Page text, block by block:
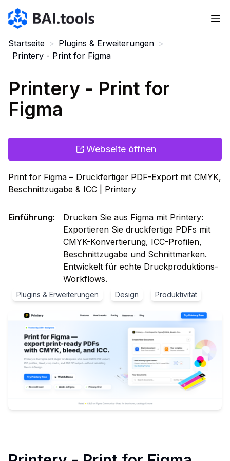
Bai.tools
Startseite > Plugins & Erweiterungen >
Printery - Print for Figma
Printery - Print for
Figma
Webseite öffnen
Print for Figma – Druckfertiger PDF-Export mit CMYK,
Beschnittzugabe & ICC | Printery
Einführung:
Drucken Sie aus Figma mit Printery:
Exportieren Sie druckfertige PDFs mit
CMYK-Konvertierung, ICC-Profilen,
Beschnittzugabe und Schnittmarken.
Entwickelt für echte Druckproduktions-
Workflows.
Plugins & Erweiterungen Design Produktivität